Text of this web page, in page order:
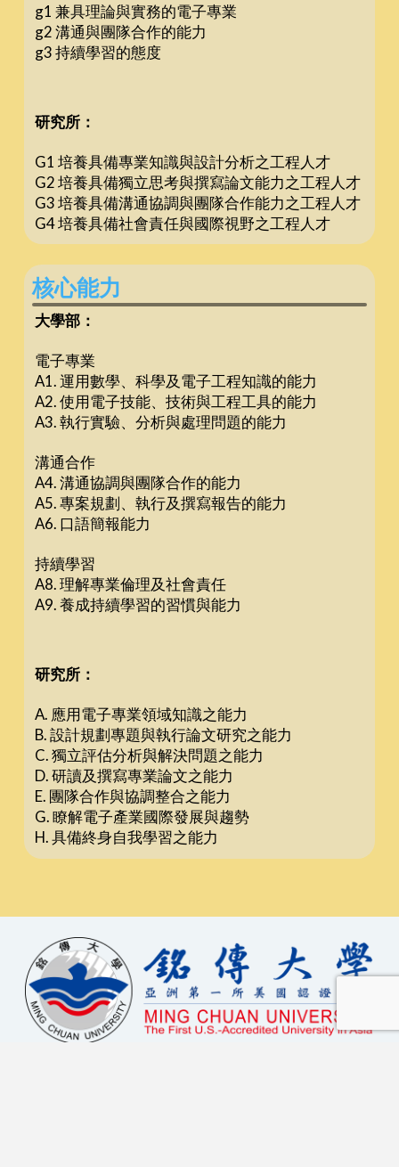
g1 兼具理論與實務的電子專業
g2 溝通與團隊合作的能力
g3 持續學習的態度
研究所：
G1 培養具備專業知識與設計分析之工程人才
G2 培養具備獨立思考與撰寫論文能力之工程人才
G3 培養具備溝通協調與團隊合作能力之工程人才
G4 培養具備社會責任與國際視野之工程人才
核心能力
大學部：
電子專業
A1. 運用數學、科學及電子工程知識的能力
A2. 使用電子技能、技術與工程工具的能力
A3. 執行實驗、分析與處理問題的能力
溝通合作
A4. 溝通協調與團隊合作的能力
A5. 專案規劃、執行及撰寫報告的能力
A6. 口語簡報能力
持續學習
A8. 理解專業倫理及社會責任
A9. 養成持續學習的習慣與能力
研究所：
A. 應用電子專業領域知識之能力
B. 設計規劃專題與執行論文研究之能力
C. 獨立評估分析與解決問題之能力
D. 研讀及撰寫專業論文之能力
E. 團隊合作與協調整合之能力
G. 瞭解電子產業國際發展與趨勢
H. 具備終身自我學習之能力